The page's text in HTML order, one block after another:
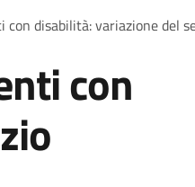
con disabilità: variazione del
con